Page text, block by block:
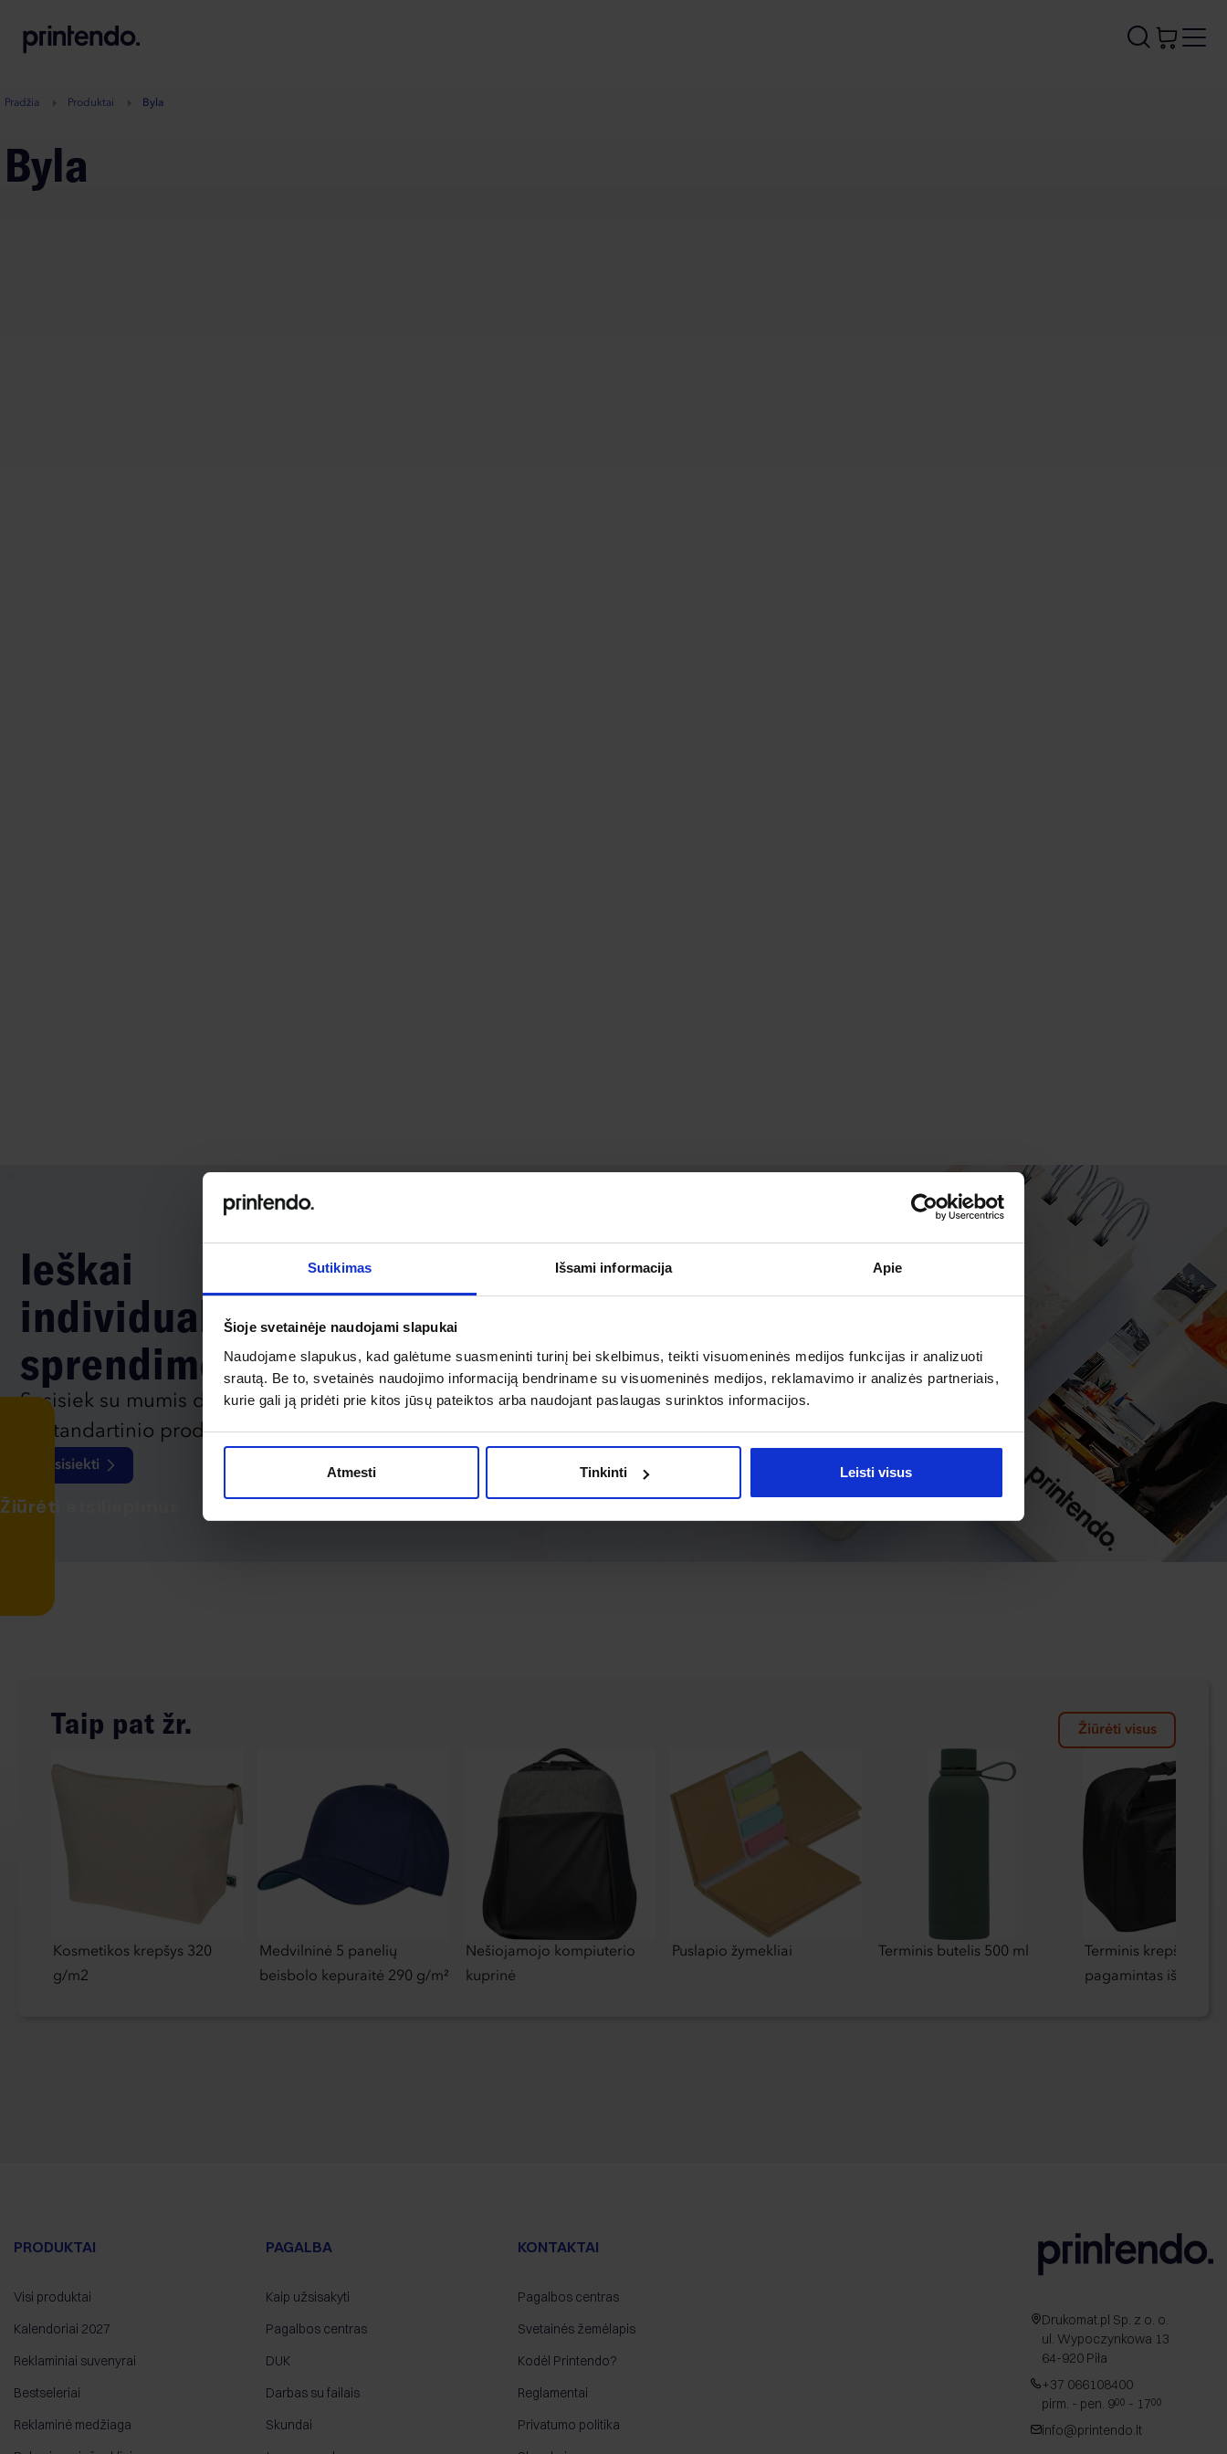
Sutikimas Išsami informacija Apie
Šioje svetainėje naudojami slapukai
Naudojame slapukus, kad galėtume suasmeninti turinį bei skelbimus, teikti visuomeninės medijos funkcijas ir analizuoti
srautą. Be to, svetainės naudojimo informaciją bendriname su visuomeninės medijos, reklamavimo ir analizės partneriais,
kurie gali ją pridėti prie kitos jūsų pateiktos arba naudojant paslaugas surinktos informacijos.
Atmesti Tinkinti Leisti visus
A
Žiūrėti atsiliepimus
Pradžia Produktai Byla
Byla
Ieškai
individualaus
sprendimo?
Susisiek su mumis dėl
nestandartinio produkto aptarimo.
Susisiekti
Taip pat žr. Žiūrėti visus
Kosmetikos krepšys 320
g/m2
Medvilninė 5 panelių
beisbolo kepuraitė 290 g/m²
Nešiojamojo kompiuterio
kuprinė
Puslapio žymekliai Terminis butelis 500 ml
Terminis krepšys
pagamintas iš RPET
PRODUKTAI
Visi produktai
Kalendoriai 2027
Reklaminiai suvenyrai
Bestseleriai
Reklaminė medžiaga
PAGALBA
Kaip užsisakyti
Pagalbos centras
DUK
Darbas su failais
Skundai
KONTAKTAI
Pagalbos centras
Svetainės žemėlapis
Kodėl Printendo?
Reglamentai
Privatumo politika
Drukomat.pl Sp. z o. o.
ul. Wypoczynkowa 13
64-920 Piła
+37 066108400
pirm. - pen. 900 - 1700
info@printendo.lt